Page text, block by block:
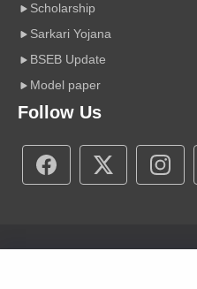
Scholarship
Sarkari Yojana
BSEB Update
Model paper
Follow Us